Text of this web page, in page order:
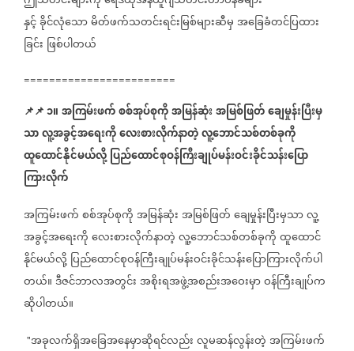
နှင့်ခိုင်လုံသောမိတ်ဖက်သတင်းရင်းမြစ်များဆီမှအခြေခံတင်ပြထား
ခြင်း ဖြစ်ပါတယ်
========================
📌📌၁။အကြမ်းဖက်စစ်အုပ်စုကိုအမြန်ဆုံးအမြစ်ဖြတ်ချေမှုန်းပြီးမှ
သာလူ့အခွင့်အရေးကိုလေးစားလိုက်နာတဲ့လူ့ဘောင်သစ်တစ်ခုကို
ထူထောင်နိုင်မယ်လို့ပြည်ထောင်စုဝန်ကြီးချုပ်မန်းဝင်းခိုင်သန်းပြော
ကြားလိုက်
အကြမ်းဖက်စစ်အုပ်စုကိုအမြန်ဆုံးအမြစ်ဖြတ်ချေမှုန်းပြီးမှသာလူ့
အခွင့်အရေးကိုလေးစားလိုက်နာတဲ့လူ့ဘောင်သစ်တစ်ခုကိုထူထောင်
နိုင်မယ်လို့ပြည်ထောင်စုဝန်ကြီးချုပ်မန်းဝင်းခိုင်သန်းပြောကြားလိုက်ပါ
တယ်။ဒီဇင်ဘာလအတွင်းအစိုးရအဖွဲ့အစည်းအဝေးမှာဝန်ကြီးချုပ်က
ဆိုပါတယ်။
"အခုလက်ရှိအခြေအနေမှာဆိုရင်လည်းလူမဆန်လွန်းတဲ့အကြမ်းဖက်